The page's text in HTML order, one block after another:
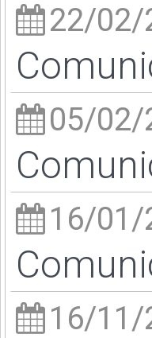
22/02/
05/02/
16/01/
16/11/